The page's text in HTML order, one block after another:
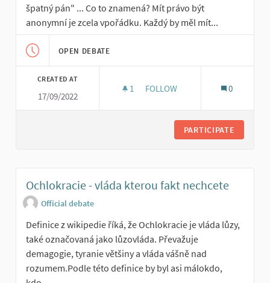
špatný pán" ... Co to znamená? Mít právo být
anonymní je zcela vpořádku. Každý by měl mít...
OPEN DEBATE
CREATED AT
17/09/2022
1 1 FOLLOWER
FOLLOW 0
PARTICIPATE
Ochlokracie - vláda kterou fakt nechcete
Official debate
Definice z wikipedie říká, že Ochlokracie je vláda lůzy,
také označovaná jako lůzovláda. Převažuje
demagogie, tyranie většiny a vláda vášně nad
rozumem.Podle této definice by byl asi málokdo,